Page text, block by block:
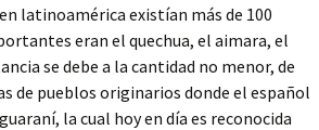
latinoamérica existían más de 100
eran el quechua, el aimara, el
se debe a la cantidad no menor, de
de pueblos originarios donde el español
guaraní, la cual hoy en día es reconocida